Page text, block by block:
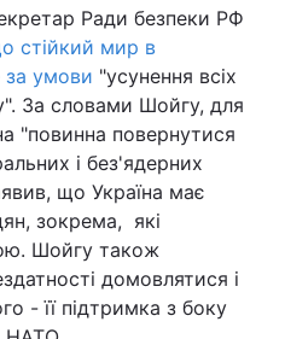
Ради безпеки РФ
стійкий мир в
за умови "усунення всіх
За словами Шойгу, для
"повинна повернутися
і без'ядерних
що Україна має
зокрема, які
Шойгу також
домовлятися і
- її підтримка з боку